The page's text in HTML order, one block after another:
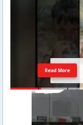
Read More